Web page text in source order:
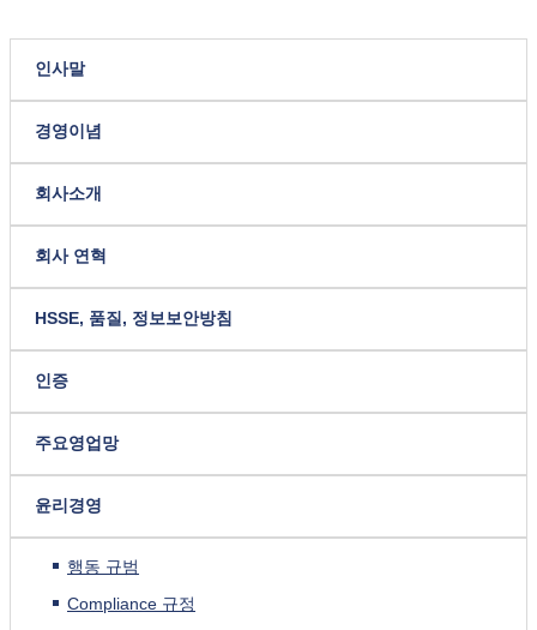
인사말
경영이념
회사소개
회사 연혁
HSSE, 품질, 정보보안방침
인증
주요영업망
윤리경영
행동 규범
Compliance 규정